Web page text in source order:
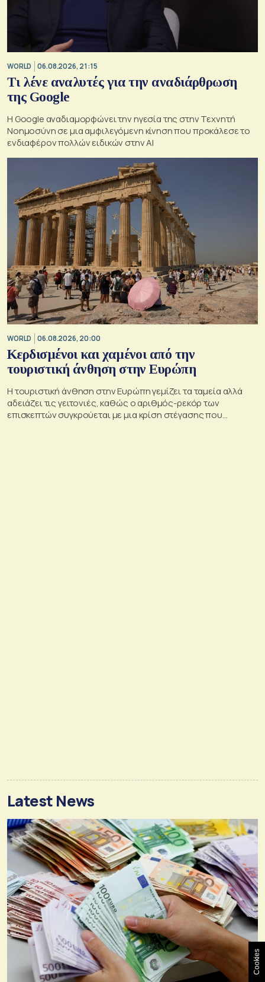
WORLD 06.08.2026, 21:15
Τι λένε αναλυτές για την αναδιάρθρωση
της Google
Η Google αναδιαμορφώνει την ηγεσία της στην Τεχνητή
Νοημοσύνη σε μια αμφιλεγόμενη κίνηση που προκάλεσε το
ενδιαφέρον πολλών ειδικών στην ΑΙ
WORLD 06.08.2026, 20:00
Κερδισμένοι και χαμένοι από την
τουριστική άνθηση στην Ευρώπη
Η τουριστική άνθηση στην Ευρώπη γεμίζει τα ταμεία αλλά
αδειάζει τις γειτονιές, καθώς ο αριθμός-ρεκόρ των
επισκεπτών συγκρούεται με μια κρίση στέγασης που
Latest News
Cookies